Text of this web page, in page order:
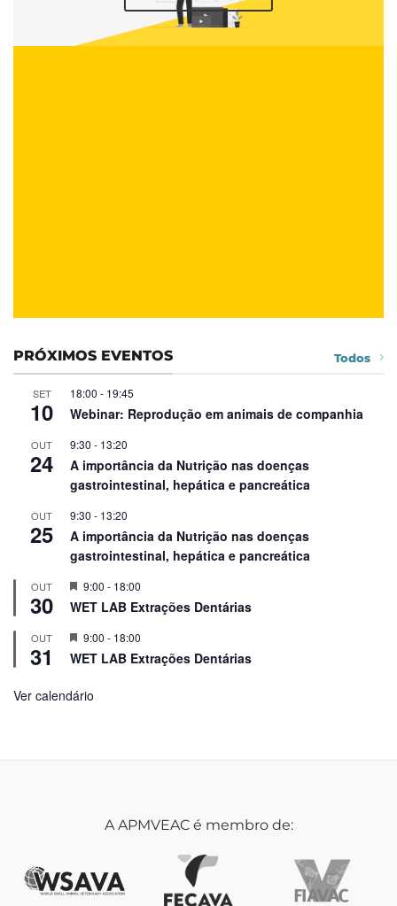
PRÓXIMOS EVENTOS Todos
SET
10
18:00 - 19:45
Webinar: Reprodução em animais de companhia
OUT
24
9:30 - 13:20
A importância da Nutrição nas doenças
gastrointestinal, hepática e pancreática
OUT
25
9:30 - 13:20
A importância da Nutrição nas doenças
gastrointestinal, hepática e pancreática
OUT
30
Em
Destaque!
9:00 - 18:00
WET LAB Extrações Dentárias
OUT
31
Em
Destaque!
9:00 - 18:00
WET LAB Extrações Dentárias
Ver calendário
A APMVEAC é membro de: